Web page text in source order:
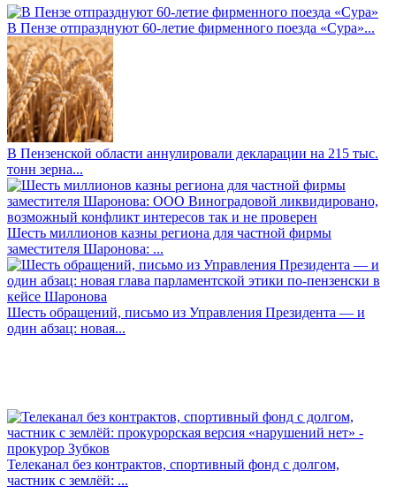
В Пензе отпразднуют 60-летие фирменного поезда «Сура»...
В Пензенской области аннулировали декларации на 215 тыс.
тонн зерна...
Шесть миллионов казны региона для частной фирмы
заместителя Шаронова: ...
Шесть обращений, письмо из Управления Президента — и
один абзац: новая...
Телеканал без контрактов, спортивный фонд с долгом,
частник с землёй: ...